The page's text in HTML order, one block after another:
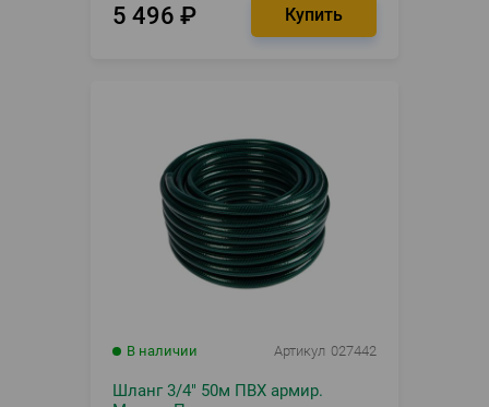
5 496 ₽
В наличии Артикул 027442
Шланг 3/4" 50м ПВХ армир.